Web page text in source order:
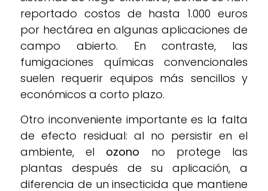
reportado costos de hasta 1.000 euros
por hectárea en algunas aplicaciones de
campo abierto. En contraste, las
fumigaciones químicas convencionales
suelen requerir equipos más sencillos y
económicos a corto plazo.
Otro inconveniente importante es la falta
de efecto residual: al no persistir en el
ambiente, el ozono no protege las
plantas después de su aplicación, a
diferencia de un insecticida que mantiene